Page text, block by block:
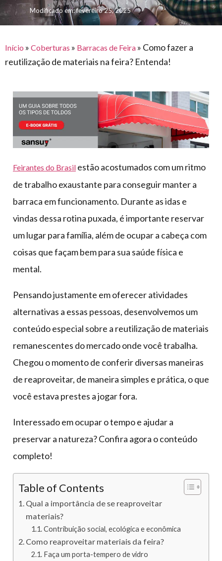
premiações
para
o
feira
offshore
civil
piscinas
automotivo
móveis,
calçados,
epi's
lonas
multiúso
e logística
armazenagem
lonas
vida
caminhoneiro
Modificado em: fevereiro 25, 2025
Início » Coberturas » Barracas de Feira » Como fazer a
reutilização de materiais na feira? Entenda!
Feirantes do Brasil estão acostumados com um ritmo
de trabalho exaustante para conseguir manter a
barraca em funcionamento. Durante as idas e
vindas dessa rotina puxada, é importante reservar
um lugar para família, além de ocupar a cabeça com
coisas que façam bem para sua saúde física e
mental.
Pensando justamente em oferecer atividades
alternativas a essas pessoas, desenvolvemos um
conteúdo especial sobre a reutilização de materiais
remanescentes do mercado onde você trabalha.
Chegou o momento de conferir diversas maneiras
de reaproveitar, de maneira simples e prática, o que
você estava prestes a jogar fora.
Interessado em ocupar o tempo e ajudar a
preservar a natureza? Confira agora o conteúdo
completo!
Table of Contents
Qual a importância de se reaproveitar
materiais?
Contribuição social, ecológica e econômica
Como reaproveitar materiais da feira?
Faça um porta-tempero de vidro